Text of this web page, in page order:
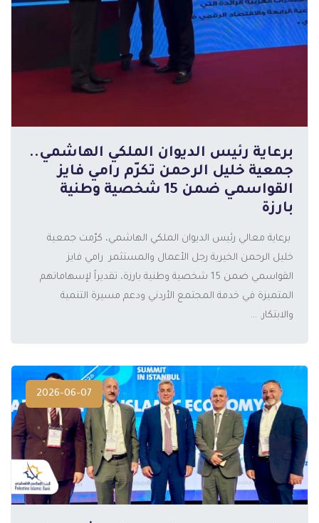
برعاية رئيس الديوان الملكي الهاشمي..
جمعية خليل الرحمن تكرّم رامي فايز
القواسمي ضمن 15 شخصية وطنية
بارزة
برعاية معالي رئيس الديوان الملكي الهاشمي، كرّمت جمعية
خليل الرحمن الخيرية رجل الأعمال والمستثمر رامي فايز
القواسمي ضمن 15 شخصية وطنية بارزة، تقديراً لإسهاماتهم
المتميزة في خدمة المجتمع الأردني ودعم مسيرة التنمية
والابتكار. ...
2026-06-07
المزيد